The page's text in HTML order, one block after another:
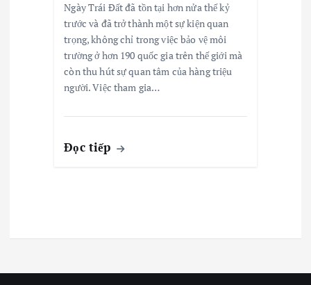
Ngày Trái Đất đã tồn tại hơn nửa thế kỷ
trước và đã trở thành một sự kiện quan
trọng, không chỉ trong việc bảo vệ môi
trường ở hơn 190 quốc gia trên thế giới mà
còn thu hút sự quan tâm của hàng triệu
người. Việc tham gia…
Đọc tiếp